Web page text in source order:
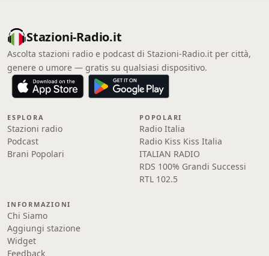
Stazioni-Radio.it
Ascolta stazioni radio e podcast di Stazioni-Radio.it per città,
genere o umore — gratis su qualsiasi dispositivo.
ESPLORA
Stazioni radio
Podcast
Brani Popolari
POPOLARI
Radio Italia
Radio Kiss Kiss Italia
ITALIAN RADIO
RDS 100% Grandi Successi
RTL 102.5
INFORMAZIONI
Chi Siamo
Aggiungi stazione
Widget
Feedback